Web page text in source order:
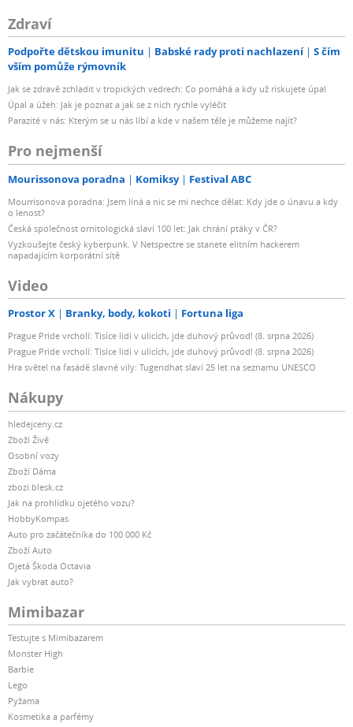
Zdraví
Podpořte dětskou imunitu Babské rady proti nachlazení
S čím
vším pomůže rýmovník
Jak se zdravě zchladit v tropických vedrech: Co pomáhá a kdy už riskujete úpal
Úpal a úžeh: Jak je poznat a jak se z nich rychle vyléčit
Parazité v nás: Kterým se u nás líbí a kde v našem těle je můžeme najít?
Pro nejmenší
Mourissonova poradna Komiksy Festival ABC
Mourrisonova poradna: Jsem líná a nic se mi nechce dělat: Kdy jde o únavu a kdy
o lenost?
Česká společnost ornitologická slaví 100 let: Jak chrání ptáky v ČR?
Vyzkoušejte český kyberpunk. V Netspectre se stanete elitním hackerem
napadajícím korporátní sítě
Video
Prostor X Branky, body, kokoti Fortuna liga
Prague Pride vrcholí: Tisíce lidí v ulicích, jde duhový průvod! (8. srpna 2026)
Prague Pride vrcholí: Tisíce lidí v ulicích, jde duhový průvod! (8. srpna 2026)
Hra světel na fasádě slavné vily: Tugendhat slaví 25 let na seznamu UNESCO
Nákupy
hledejceny.cz
Zboží Živě
Osobní vozy
Zboží Dáma
zbozi.blesk.cz
Jak na prohlídku ojetého vozu?
HobbyKompas
Auto pro začátečníka do 100 000 Kč
Zboží Auto
Ojetá Škoda Octavia
Jak vybrat auto?
Mimibazar
Testujte s Mimibazarem
Monster High
Barbie
Lego
Pyžama
Kosmetika a parfémy